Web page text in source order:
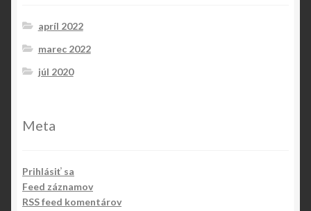
apríl 2022
marec 2022
júl 2020
Meta
Prihlásiť sa
Feed záznamov
RSS feed komentárov